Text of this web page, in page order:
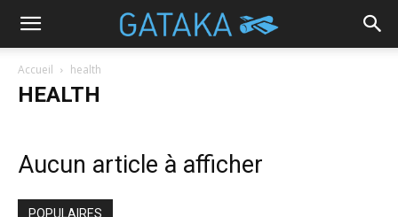
Accueil health
HEALTH
Aucun article à afficher
POPULAIRES